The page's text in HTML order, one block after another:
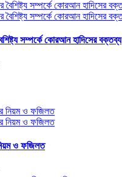
সম্পর্কে কোরআন হাদিসের বক্তব্য
ও ফজিলত